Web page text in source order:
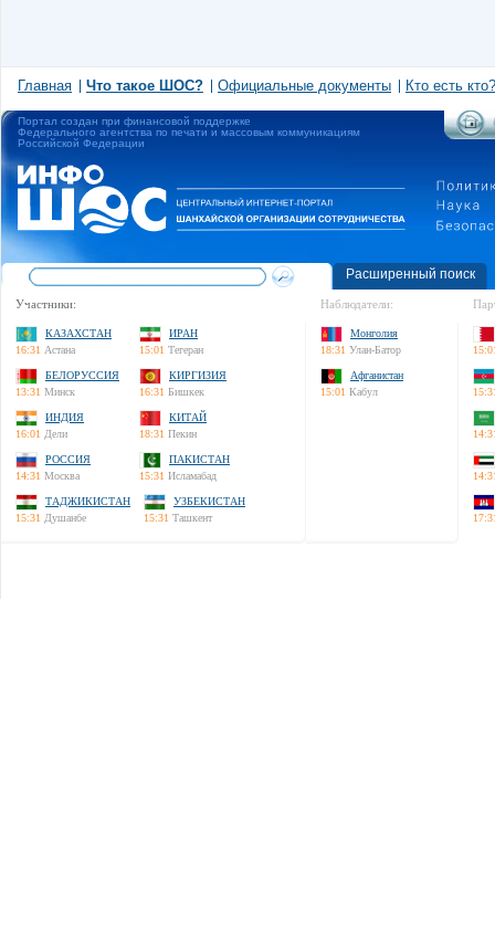
Главная Что такое ШОС? Официальные документы Кто есть кто?
Портал создан при финансовой поддержке
Федерального агентства по печати и массовым коммуникациям
Российской Федерации
Расширенный поиск
Участники:
КАЗАХСТАН
16:31 Астана
ИРАН
15:01 Тегеран
БЕЛОРУССИЯ
13:31 Минск
КИРГИЗИЯ
16:31 Бишкек
ИНДИЯ
16:01 Дели
КИТАЙ
18:31 Пекин
РОССИЯ
14:31 Москва
ПАКИСТАН
15:31 Исламабад
ТАДЖИКИСТАН
15:31 Душанбе
УЗБЕКИСТАН
15:31 Ташкент
Наблюдатели:
Монголия
18:31 Улан-Батор
Афганистан
15:01 Кабул